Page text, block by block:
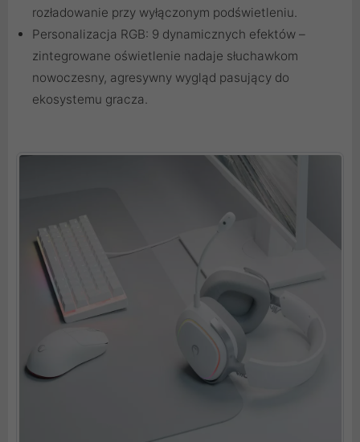
rozładowanie przy wyłączonym podświetleniu.
Personalizacja RGB: 9 dynamicznych efektów –
zintegrowane oświetlenie nadaje słuchawkom
nowoczesny, agresywny wygląd pasujący do
ekosystemu gracza.